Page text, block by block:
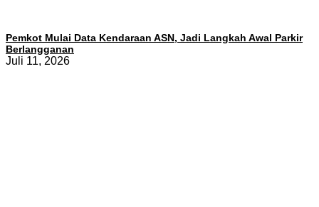
Pemkot Mulai Data Kendaraan ASN, Jadi Langkah Awal Parkir
Berlangganan
Juli 11, 2026